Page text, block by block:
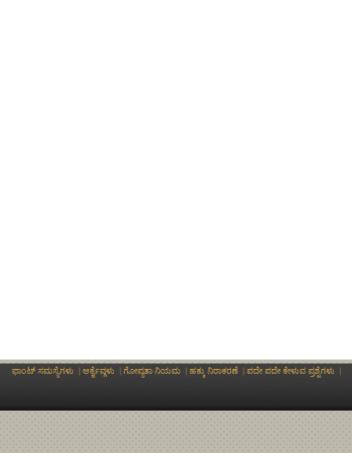
ಫಾಂಟ್ ಸಮಸ್ಯೆಗಳು | ಆರ್ಕೈವ್ಗಳು | ಗೋಪ್ಯತಾ ನಿಯಮ | ಹಕ್ಕು ನಿರಾಕರಣೆ | ಪದೇ ಪದೇ ಕೇಳುವ ಪ್ರಶ್ನೆಗಳು |